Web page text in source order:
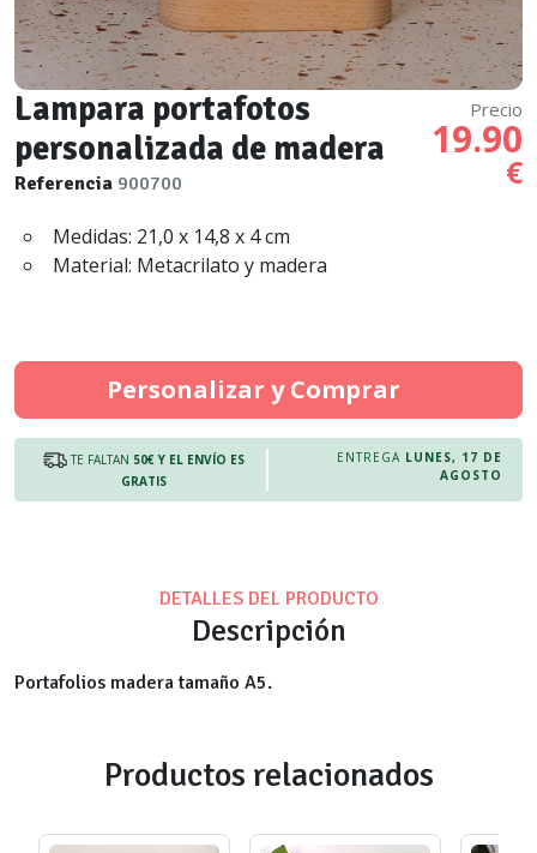
Lampara portafotos
personalizada de madera
Referencia 900700
Precio
19.90
€
Medidas: 21,0 x 14,8 x 4 cm
Material: Metacrilato y madera
Personalizar y Comprar
TE FALTAN 50€ Y EL ENVÍO ES
GRATIS
ENTREGA LUNES, 17 DE
AGOSTO
DETALLES DEL PRODUCTO
Descripción
Portafolios madera tamaño A5.
Productos relacionados